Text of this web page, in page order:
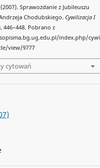
Sprawozdanie z Jubileuszu
Chodubskiego.Cywilizacja I
446–448. Pobrano z
index.php/cywi
view/9777
cytowań